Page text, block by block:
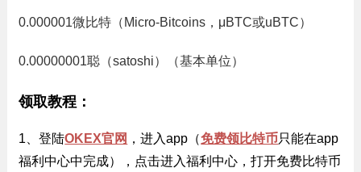
0.000001微比特（Micro-Bitcoins，μBTC或uBTC）
0.00000001聪（satoshi）（基本单位）
领取教程：
1、登陆OKEX官网 ，进入app（免费领比特币只能在app
福利中心中完成），点击进入福利中心，打开免费比特币